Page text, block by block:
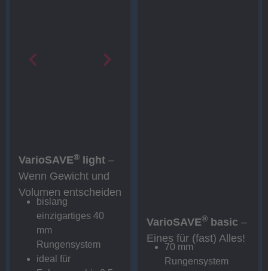
VarioSAVE® light –
Wenn Gewicht und
Volumen entscheiden
bislang
einzigartiges 40
mm
Rungensystem
ideal für
VarioSAVE® basic –
Eines für (fast) Alles!
70 mm
Rungensystem